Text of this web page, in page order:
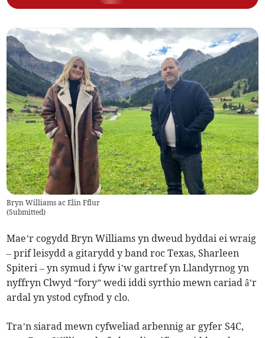
Bryn Williams ac Elin Fflur
(Submitted)
Mae’r cogydd Bryn Williams yn dweud byddai ei wraig
– prif leisydd a gitarydd y band roc Texas, Sharleen
Spiteri – yn symud i fyw i’w gartref yn Llandyrnog yn
nyffryn Clwyd “fory” wedi iddi syrthio mewn cariad â’r
ardal yn ystod cyfnod y clo.
Tra’n siarad mewn cyfweliad arbennig ar gyfer S4C,